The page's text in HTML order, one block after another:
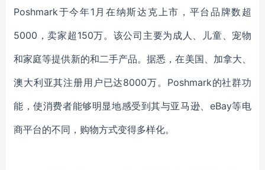
Poshmark于今年1月在纳斯达克上市 ，平台品牌数超
5000，卖家超150万。 该公司 主要为成人 、儿童、宠物
和家庭等提供新的和二手产品。据悉，在美国、加拿大、
澳大利亚其注册用户已达8000万。 Poshmark的社群功
能，使消费者能够明显地感受到其与亚马逊、 eBay等电
商平台的不同，购物方式变得多样化。